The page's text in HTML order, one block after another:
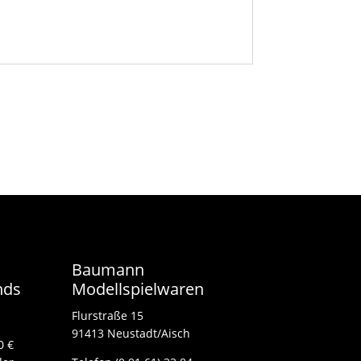
€
Baumann
Modellspielwaren
Flurstraße 15
91413 Neustadt/Aisch